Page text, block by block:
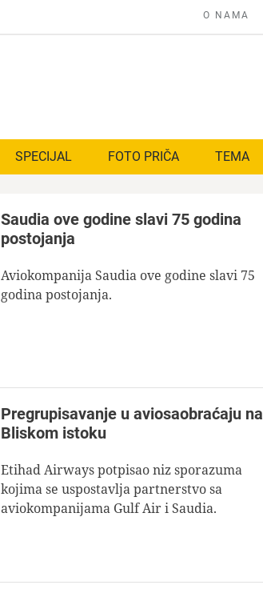
O NAMA
SPECIJAL FOTO PRIČA TEMA
Saudia ove godine slavi 75 godina
postojanja
Aviokompanija Saudia ove godine slavi 75
godina postojanja.
Pregrupisavanje u aviosaobraćaju na
Bliskom istoku
Etihad Airways potpisao niz sporazuma
kojima se uspostavlja partnerstvo sa
aviokompanijama Gulf Air i Saudia.